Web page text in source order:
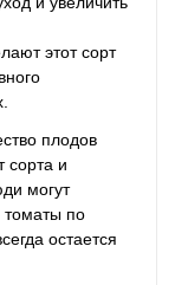
этот сорт
плодов
сорта и
могут
томаты по
остается